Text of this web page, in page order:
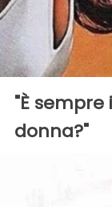
"È
donna?"